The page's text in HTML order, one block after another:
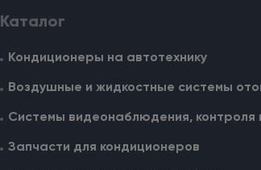
Каталог
Кондиционеры на автотехнику
Воздушные и жидкостные cистемы
Системы видеонаблюдения, контроля
Запчасти для кондиционеров